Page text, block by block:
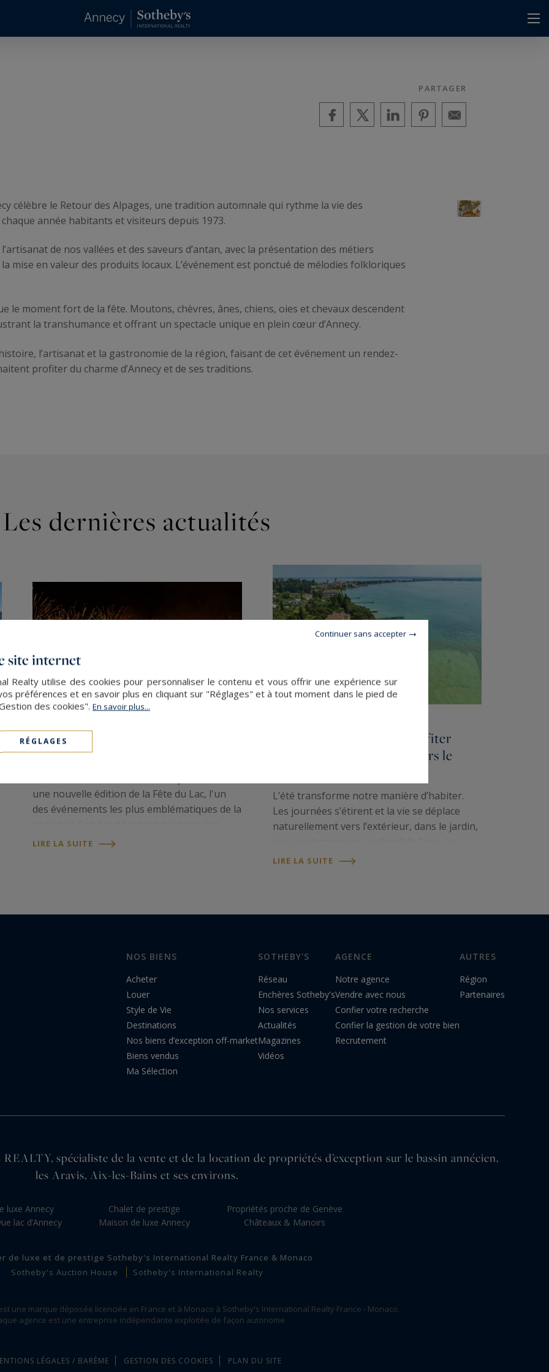
PARTAGER
célèbre le Retour des Alpages, une tradition automnale qui rythme la vie des
année habitants et visiteurs depuis 1973.
de nos vallées et des saveurs d’antan, avec la présentation des métiers
mise en valeur des produits locaux. L’événement est ponctué de mélodies folkloriques
le moment fort de la fête. Moutons, chèvres, ânes, chiens, oies et chevaux descendent
la transhumance et offrant un spectacle unique en plein cœur d’Annecy.
l’artisanat et la gastronomie de la région, faisant de cet événement un rendez-
profiter du charme d’Annecy et de ses traditions.
Les dernières actualités
Fête du lac d'Annecy
une nouvelle édition de la Fête du Lac, l'un
des événements les plus emblématiques de la
pyrotechniques d'Europe. Depuis plus d'un
LIRE LA SUITE
5 lieux d’exception où profiter
pleinement de l’été à travers le
L’été transforme notre manière d’habiter.
Les journées s’étirent et la vie se déplace
naturellement vers l’extérieur, dans le jardin,
maison devient alors un lieu de retrouvailles,
LIRE LA SUITE
NOS BIENS
Acheter
Louer
Style de Vie
Destinations
Nos biens d’exception off-market
Biens vendus
Ma Sélection
SOTHEBY'S
Réseau
Enchères Sotheby's
Nos services
Actualités
Magazines
Vidéos
AGENCE
Notre agence
Vendre avec nous
Confier votre recherche
Confier la gestion de votre bien
Recrutement
AUTRES
Région
Partenaires
spécialiste de la vente et de la location de propriétés d’exception sur le bassin annécien,
les Aravis, Aix-les-Bains et ses environs.
luxe Annecy
lac d’Annecy
Chalet de prestige
Maison de luxe Annecy
Propriétés proche de Genève
Châteaux & Manoirs
de luxe et de prestige Sotheby's International Realty France & Monaco
Sotheby's Auction House
Sotheby's International Realty
une marque déposée licenciée en France et à Monaco à Sotheby's International Realty France - Monaco.
agence est une entreprise indépendante exploitée de façon autonome.
LÉGALES / BARÈME GESTION DES COOKIES PLAN DU SITE
site internet
Realty utilise des cookies pour personnaliser le contenu et vous offrir une expérience sur
préférences et en savoir plus en cliquant sur "Réglages" et à tout moment dans le pied de
des cookies". En savoir plus...
RÉGLAGES
Continuer sans accepter